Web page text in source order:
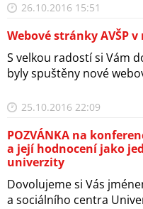
26.10.2016 15:51
Webové stránky AVŠP v
S velkou radostí si Vám
byly spuštěny nové
25.10.2016 22:09
POZVÁNKA na
a její hodnocení jako
univerzity
Dovolujeme si Vás
a sociálního centra